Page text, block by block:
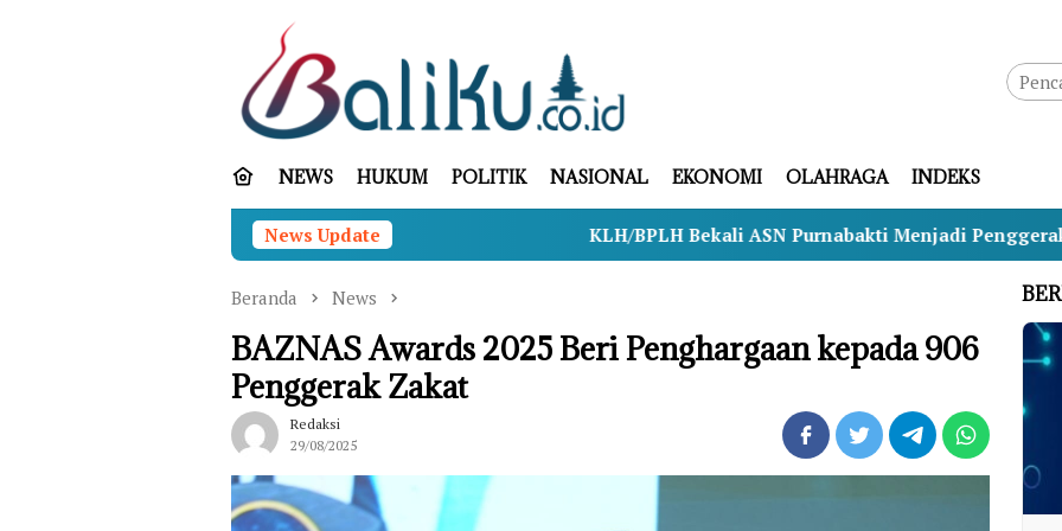
NEWS HUKUM POLITIK NASIONAL EKONOMI OLAHRAGA INDEKS
News Update KLH/BPLH Bekali ASN Purnabakti Menjadi Penggerak Lingkungan
Beranda News
BAZNAS Awards 2025 Beri Penghargaan kepada 906
Penggerak Zakat
Redaksi
29/08/2025